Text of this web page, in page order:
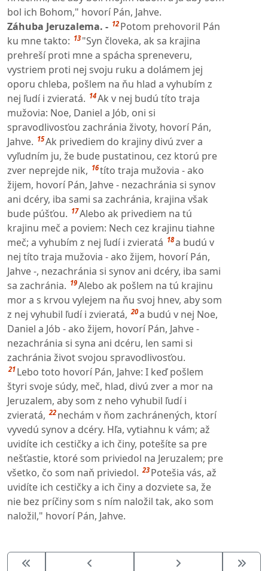
bol ich Bohom," hovorí Pán, Jahve.
Záhuba Jeruzalema. - 12 Potom prehovoril Pán
ku mne takto: 13 "Syn človeka, ak sa krajina
prehreší proti mne a spácha spreneveru,
vystriem proti nej svoju ruku a dolámem jej
oporu chleba, pošlem na ňu hlad a vyhubím z
nej ľudí i zvieratá. 14Ak v nej budú títo traja
mužovia: Noe, Daniel a Jób, oni si
spravodlivosťou zachránia životy, hovorí Pán,
Jahve. 15Ak privediem do krajiny divú zver a
vyľudním ju, že bude pustatinou, cez ktorú pre
zver neprejde nik, 16títo traja mužovia - ako
žijem, hovorí Pán, Jahve - nezachránia si synov
ani dcéry, iba sami sa zachránia, krajina však
bude púšťou. 17Alebo ak privediem na tú
krajinu meč a poviem: Nech cez krajinu tiahne
meč; a vyhubím z nej ľudí i zvieratá 18a budú v
nej títo traja mužovia - ako žijem, hovorí Pán,
Jahve -, nezachránia si synov ani dcéry, iba sami
sa zachránia. 19Alebo ak pošlem na tú krajinu
mor a s krvou vylejem na ňu svoj hnev, aby som
z nej vyhubil ľudí i zvieratá, 20a budú v nej Noe,
Daniel a Jób - ako žijem, hovorí Pán, Jahve -
nezachránia si syna ani dcéru, len sami si
zachránia život svojou spravodlivosťou.
21 Lebo toto hovorí Pán, Jahve: I keď pošlem
štyri svoje súdy, meč, hlad, divú zver a mor na
Jeruzalem, aby som z neho vyhubil ľudí i
zvieratá, 22 nechám v ňom zachránených, ktorí
vyvedú synov a dcéry. Hľa, vytiahnu k vám; až
uvidíte ich cestičky a ich činy, potešíte sa pre
nešťastie, ktoré som priviedol na Jeruzalem; pre
všetko, čo som naň priviedol. 23 Potešia vás, až
uvidíte ich cestičky a ich činy a dozviete sa, že
nie bez príčiny som s ním naložil tak, ako som
naložil," hovorí Pán, Jahve.